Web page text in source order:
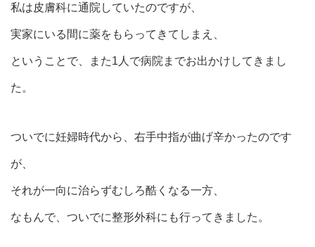
私は皮膚科に通院していたのですが、
実家にいる間に薬をもらってきてしまえ、
ということで、また1人で病院までお出かけしてきまし
た。
ついでに妊婦時代から、右手中指が曲げ辛かったのです
が、
それが一向に治らずむしろ酷くなる一方、
なもんで、ついでに整形外科にも行ってきました。